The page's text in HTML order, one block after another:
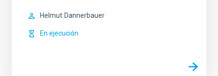
Helmut Dannerbauer
En ejecución